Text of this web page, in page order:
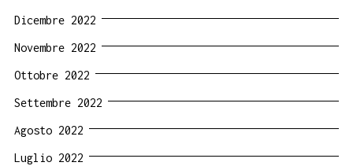
Dicembre 2022
Novembre 2022
Ottobre 2022
Settembre 2022
Agosto 2022
Luglio 2022